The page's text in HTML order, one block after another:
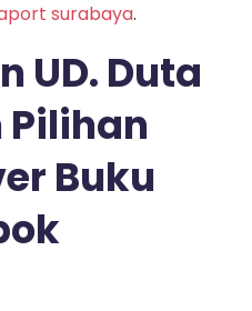
surabaya.
UD. Duta
Pilihan
Buku